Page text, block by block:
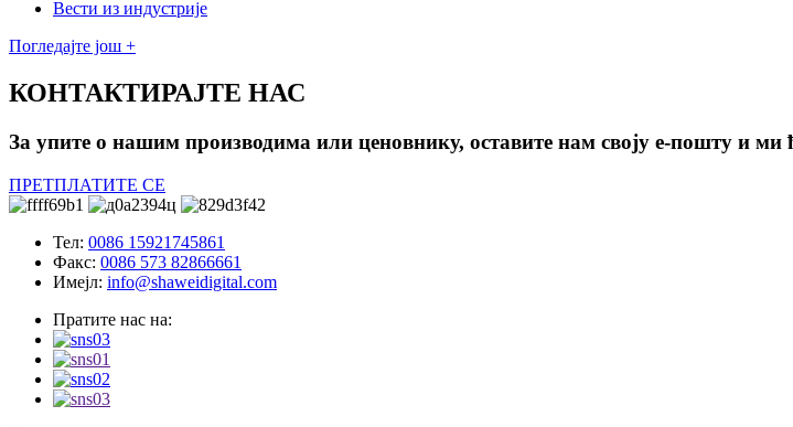
Вести из индустрије
Погледајте још +
КОНТАКТИРАЈТЕ НАС
За упите о нашим производима или ценовнику, оставите нам своју е-пошту и ми
ПРЕТПЛАТИТЕ СЕ
Тел: 0086 15921745861
Факс: 0086 573 82866661
Имејл: info@shaweidigital.com
Пратите нас на: